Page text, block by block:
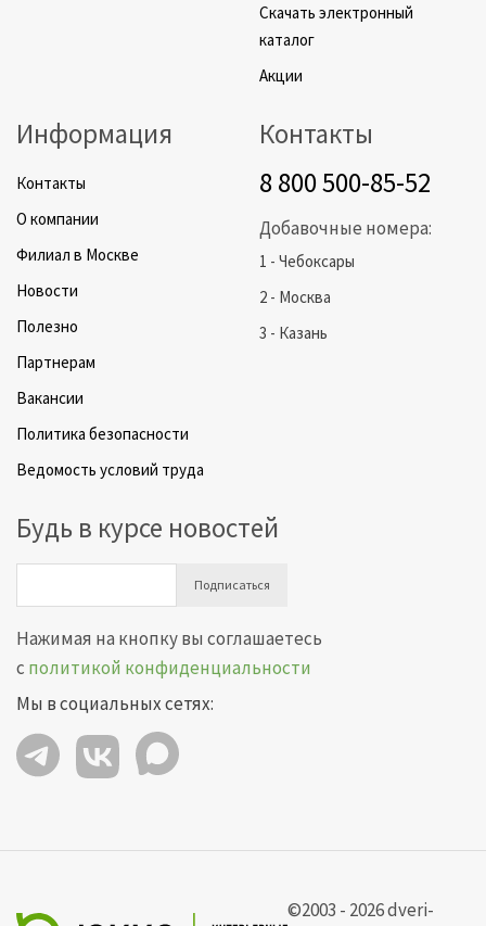
Скачать электронный
каталог
Акции
Информация
Контакты
О компании
Филиал в Москве
Новости
Полезно
Партнерам
Вакансии
Политика безопасности
Ведомость условий труда
Контакты
8 800 500-85-52
Добавочные номера:
1 - Чебоксары
2 - Москва
3 - Казань
Будь в курсе новостей
Подписаться
Нажимая на кнопку вы соглашаетесь
с политикой конфиденциальности
Мы в социальных сетях:
©2003 - 2026 dveri-